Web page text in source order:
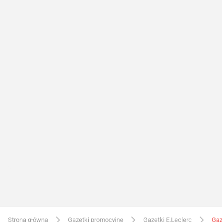
Strona główna Gazetki promocyjne Gazetki E.Leclerc